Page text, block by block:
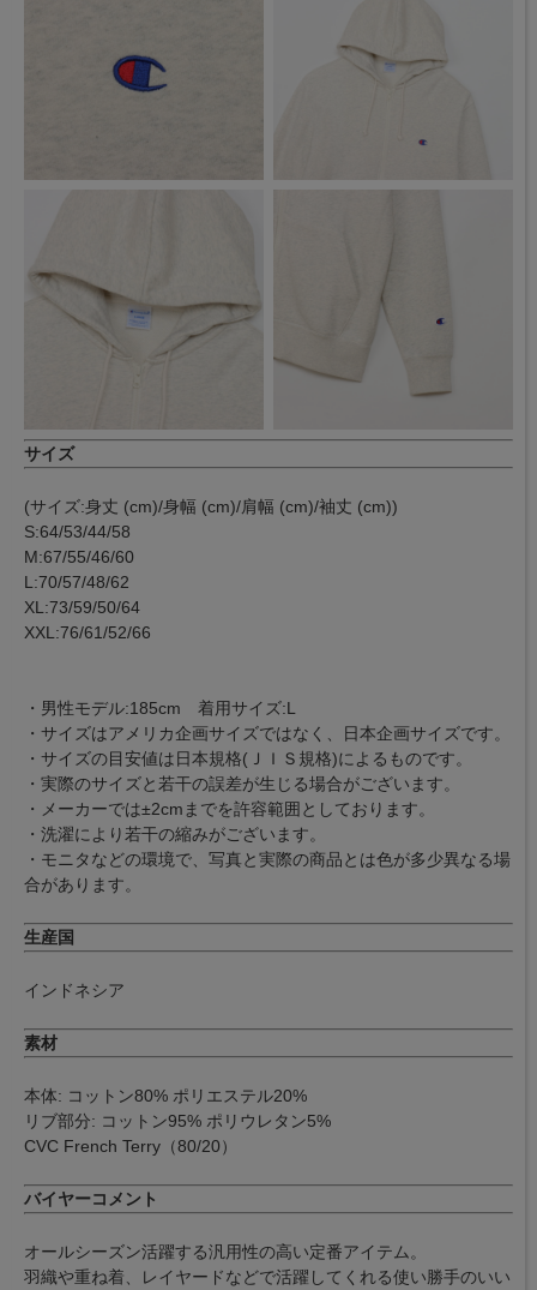
サイズ
(サイズ:身丈 (cm)/身幅 (cm)/肩幅 (cm)/袖丈 (cm))
S:64/53/44/58
M:67/55/46/60
L:70/57/48/62
XL:73/59/50/64
XXL:76/61/52/66
・男性モデル:185cm 着用サイズ:L
・サイズはアメリカ企画サイズではなく、日本企画サイズです。
・サイズの目安値は日本規格(ＪＩＳ規格)によるものです。
・実際のサイズと若干の誤差が生じる場合がございます。
・メーカーでは±2cmまでを許容範囲としております。
・洗濯により若干の縮みがございます。
・モニタなどの環境で、写真と実際の商品とは色が多少異なる場
合があります。
生産国
インドネシア
素材
本体: コットン80% ポリエステル20%
リブ部分: コットン95% ポリウレタン5%
CVC French Terry（80/20）
バイヤーコメント
オールシーズン活躍する汎用性の高い定番アイテム。
羽織や重ね着、レイヤードなどで活躍してくれる使い勝手のいい